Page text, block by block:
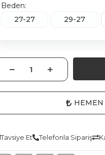
Beden:
27-27
29-27
HEMEN
Tavsiye Et Telefonla Sipariş